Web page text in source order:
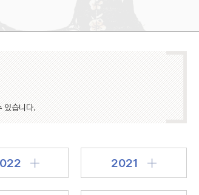
신진학자 초청 연구교류 사업
규장각-솔벗 연구비 지원 사업
규장각-산기 연구비 지원 사업
연구논문
기획연구
홍재 한국학 펠로십 프로그램
있습니다.
2021